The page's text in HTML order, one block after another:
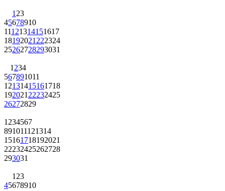
1 23
45678910
11121314151617
18192021 222324
25262728293031
1 234
567891011
12131415161718
192021 22232425
26272829
1 234567
891011121314
15161718192021
22232425262728
293031
1 23
45678910